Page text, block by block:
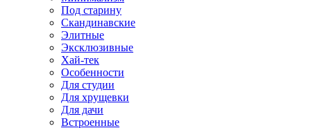
Под старину
Скандинавские
Элитные
Эксклюзивные
Хай-тек
Особенности
Для студии
Для хрущевки
Для дачи
Встроенные